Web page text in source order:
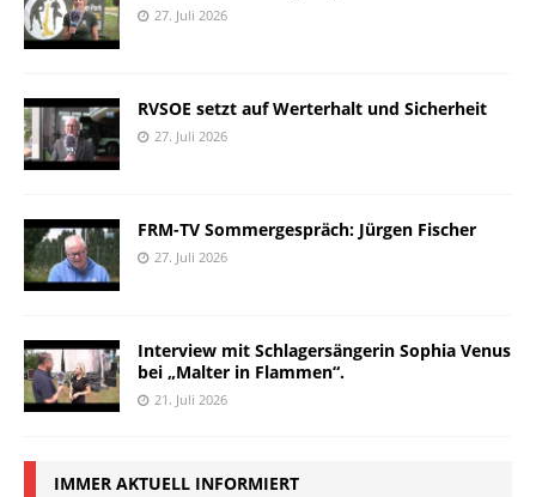
27. Juli 2026
RVSOE setzt auf Werterhalt und Sicherheit
27. Juli 2026
FRM-TV Sommergespräch: Jürgen Fischer
27. Juli 2026
Interview mit Schlagersängerin Sophia Venus
bei „Malter in Flammen“.
21. Juli 2026
IMMER AKTUELL INFORMIERT